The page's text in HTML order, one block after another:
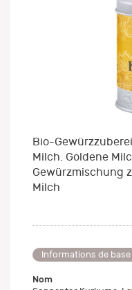
Bio-
Milch. Goldene
Gewürzmischung
Milch
Informations de base
Nom